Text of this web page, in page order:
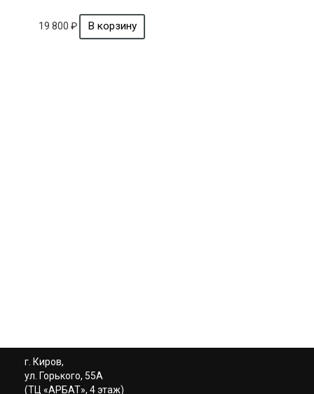
19 800 ₽
г. Киров,
ул. Горького, 55А
(ТЦ «АРБАТ», 4 этаж)